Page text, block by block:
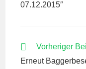
07.12.2015″
WEITERE
ANSEHEN
Vorheriger
Erneut